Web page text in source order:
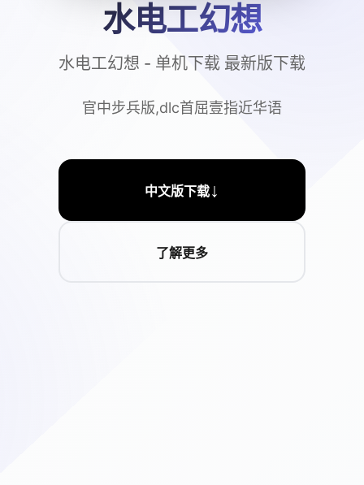
水电工幻想
水电工幻想 - 单机下载 最新版下载
官中步兵版,dlc首屈壹指近华语
中文版下载↓
了解更多